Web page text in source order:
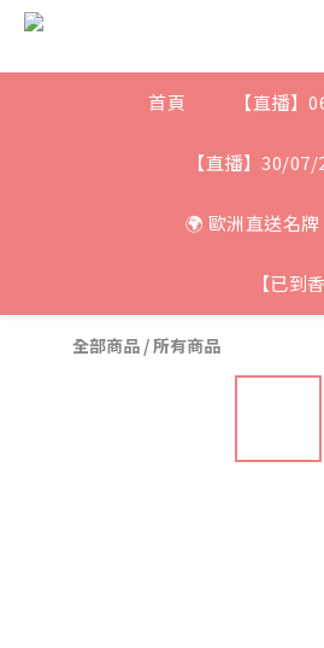
首頁 【直播
【直播】30/
🌍 歐洲直送名
【已到
全部商品 /所有商品